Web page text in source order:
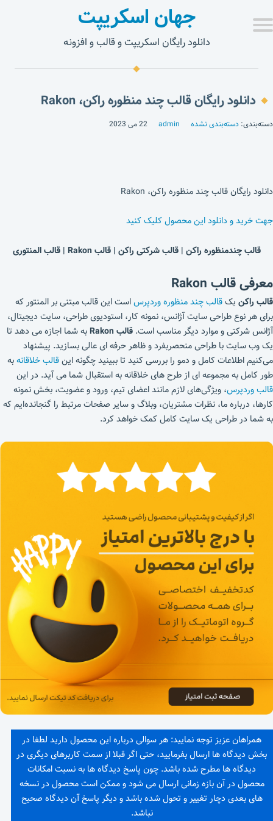
جهان اسکریپت
دانلود رایگان اسکریپت و قالب و افزونه
دانلود رایگان قالب چند منظوره راکن، Rakon
دسته‌بندی: دسته‌بندی نشده admin 22 می 2023
دانلود رایگان قالب چند منظوره راکن، Rakon
جهت خرید و دانلود این محصول کلیک کنید
قالب چندمنظوره راکن | قالب شرکتی راکن | قالب Rakon | قالب المنتوری
معرفی قالب Rakon
قالب راکن یکقالب چند منظوره وردپرساست اینقالبمبتنی بر المنتور که
برای هر نوع طراحی سایت آژانس، نمونه کار، استودیوی طراحی، سایت دیجیتال،
آژانس شرکتی و موارد دیگر مناسب است. قالب Rakon
به شما اجازه می دهد تا
یک وب سایت با طراحی منحصربفرد و ظاهر حرفه ای عالی بسازید. پیشنهاد
می‌کنیم اطلاعات کامل و دمو را بررسی کنید تا ببینید چگونه اینقالب خلاقانهبه
طور کامل به مجموعه ای از طرح های خلاقانه به استقبال شما می آید. در این
قالب وردپرس، ویژگی‌های لازم مانند اعضای تیم، ورود و عضویت، بخش نمونه
کارها، درباره ما، نظرات مشتریان، وبلاگ و سایر صفحات مرتبط را گنجانده‌ایم که
به شما در طراحی یک سایت کامل کمک خواهد کرد.
همراهان عزیز توجه نمایید: هر سوالی درباره این محصول دارید لطفا در
بخش دیدگاه ها ارسال بفرمایید، حتی اگر قبلا از سمت کاربرهای دیگری در
دیدگاه ها مطرح شده باشد. چون پاسخ دیدگاه ها به نسبت امکانات
محصول در آن بازه زمانی ارسال می شود و ممکن است محصول در نسخه
های بعدی دچار تغییر و تحول شده باشد و دیگر پاسخ آن دیدگاه صحیح
نباشد.